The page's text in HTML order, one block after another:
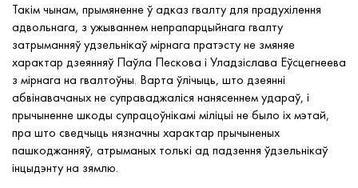
Такім чынам, прымяненне ў адказ гвалту для прадухілення
адвольнага, з ужываннем непрапарцыйнага гвалту
затрыманняў удзельнікаў мірнага пратэсту не змяняе
характар ​​дзеянняў Паўла Пескова і Уладзіслава Еўсцегнеева
з мірнага на гвалтоўны. Варта ўлічыць, што дзеянні
абвінавачаных не суправаджаліся нанясеннем удараў, і
прычыненне шкоды супрацоўнікамі міліцыі не было іх мэтай,
пра што сведчыць нязначны характар ​​прычыненых
пашкоджанняў, атрыманых толькі ад падзення ўдзельнікаў
інцыдэнту на зямлю.